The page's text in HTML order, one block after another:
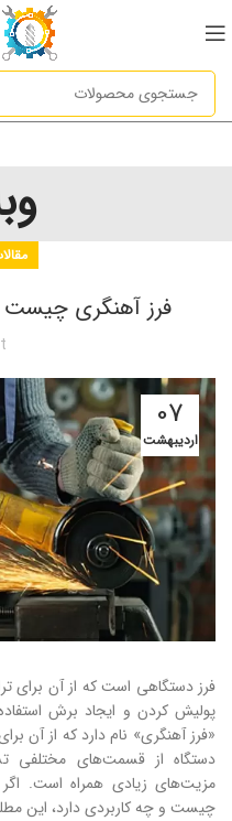
فرز آهنگری چیست
07
اردیبهشت
فرز دستگاهی است که از آن برای
پولیش کردن و ایجاد برش
«فرز آهنگری» نام دارد که از آن
دستگاه از قسمت‌های مختلفی
مزیت‌های زیادی همراه است. اگر
چیست و چه کاربردی دارد، این مطلب